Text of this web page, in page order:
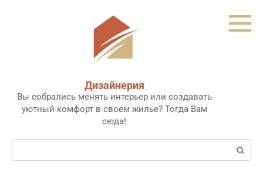
Дизайнерия
Вы собрались менять интерьер или создавать
уютный комфорт в своем жилье? Тогда Вам
сюда!
Поиск: